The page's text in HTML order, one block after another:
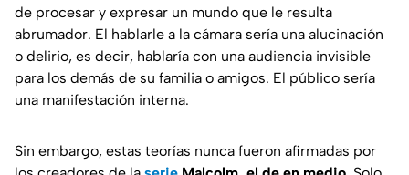
de procesar y expresar un mundo que le resulta
abrumador. El hablarle a la cámara sería una alucinación
o delirio, es decir, hablaría con una audiencia invisible
para los demás de su familia o amigos. El público sería
una manifestación interna.
Sin embargo, estas teorías nunca fueron afirmadas por